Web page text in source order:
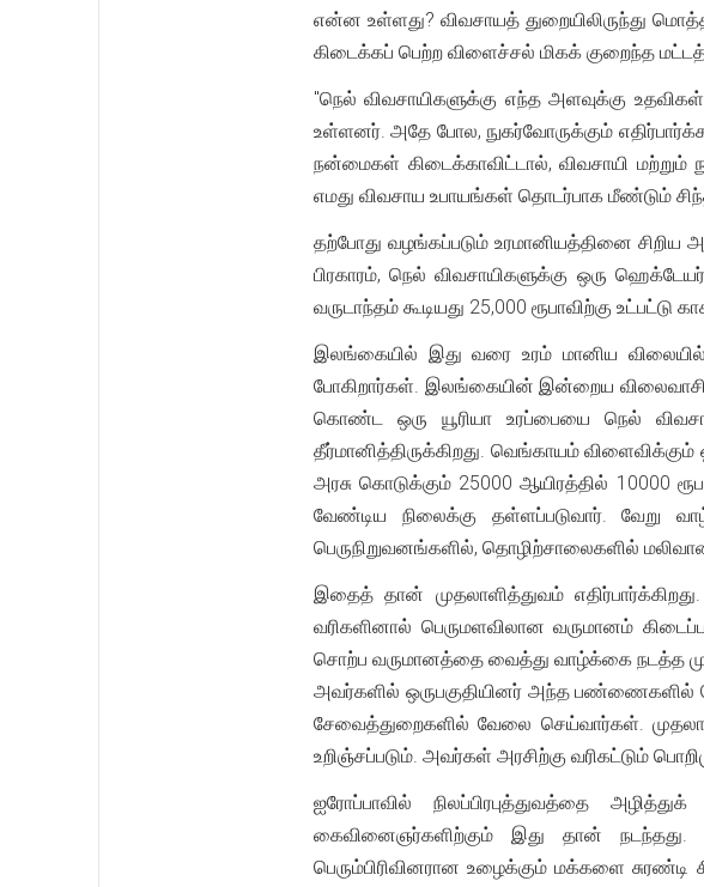
என்ன உள்ளது? விவசாயத் துறையிலிருந்து மொத்த
கிடைக்கப் பெற்ற விளைச்சல் மிகக் குறைந்த
"நெல் விவசாயிகளுக்கு எந்த அளவுக்கு
உள்ளனர். அதே போல, நுகர்வோருக்கும்
நன்மைகள் கிடைக்காவிட்டால், விவசாயி
எமது விவசாய உபாயங்கள் தொடர்பாக மீண்டும்
தற்போது வழங்கப்படும் உரமானியத்தினை
பிரகாரம், நெல் விவசாயிகளுக்கு ஒரு
வருடாந்தம் கூடியது 25,000 ரூபாவிற்கு
இலங்கையில் இது வரை உரம் மானிய விலையில்
போகிறார்கள். இலங்கையின் இன்றைய
கொண்ட ஒரு யூரியா உரப்பையை நெல்
தீர்மானித்திருக்கிறது. வெங்காயம் விளைவிக்கும்
அரசு கொடுக்கும் 25000 ஆயிரத்தில் 10000
வேண்டிய நிலைக்கு தள்ளப்படுவார். வேறு
பெருநிறுவனங்களில், தொழிற்சாலைகளில்
இதைத் தான் முதலாளித்துவம்
வரிகளினால் பெருமளவிலான வருமானம்
சொற்ப வருமானத்தை வைத்து வாழ்க்கை நடத்த
அவர்களில் ஒருபகுதியினர் அந்த பண்ணைகளில்
சேவைத்துறைகளில் வேலை செய்வார்கள்.
உறிஞ்சப்படும். அவர்கள் அரசிற்கு வரிகட்டும்
ஐரோப்பாவில் நிலப்பிரபுத்துவத்தை
கைவினைஞர்களிற்கும் இது தான் நடந்தது.
பெரும்பிரிவினரான உழைக்கும் மக்களை